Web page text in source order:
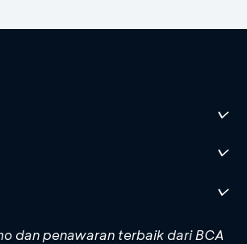
dan penawaran terbaik dari BCA